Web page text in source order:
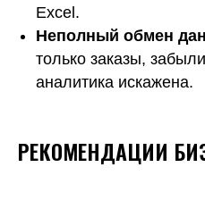
Excel.
Неполный обмен
только заказы,
аналитика искажена.
РЕКОМЕНДАЦИИ